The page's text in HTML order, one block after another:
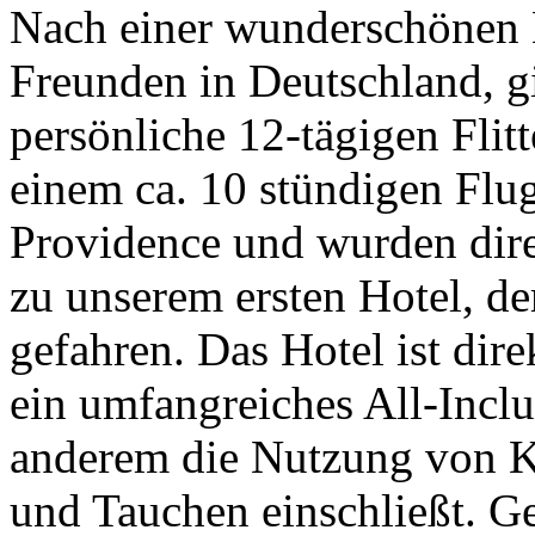
Nach einer
Freunden in Deutschland,
persönliche 12-tägigen
einem ca. 10 stündigen
Providence und wurden
zu unserem ersten Hotel,
gefahren. Das Hotel ist
ein umfangreiches All-
anderem die Nutzung von
und Tauchen einschließt.